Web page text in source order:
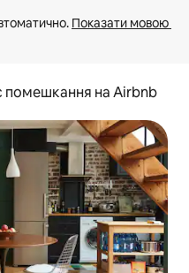
Показати мовою
помешкання на Airbnb